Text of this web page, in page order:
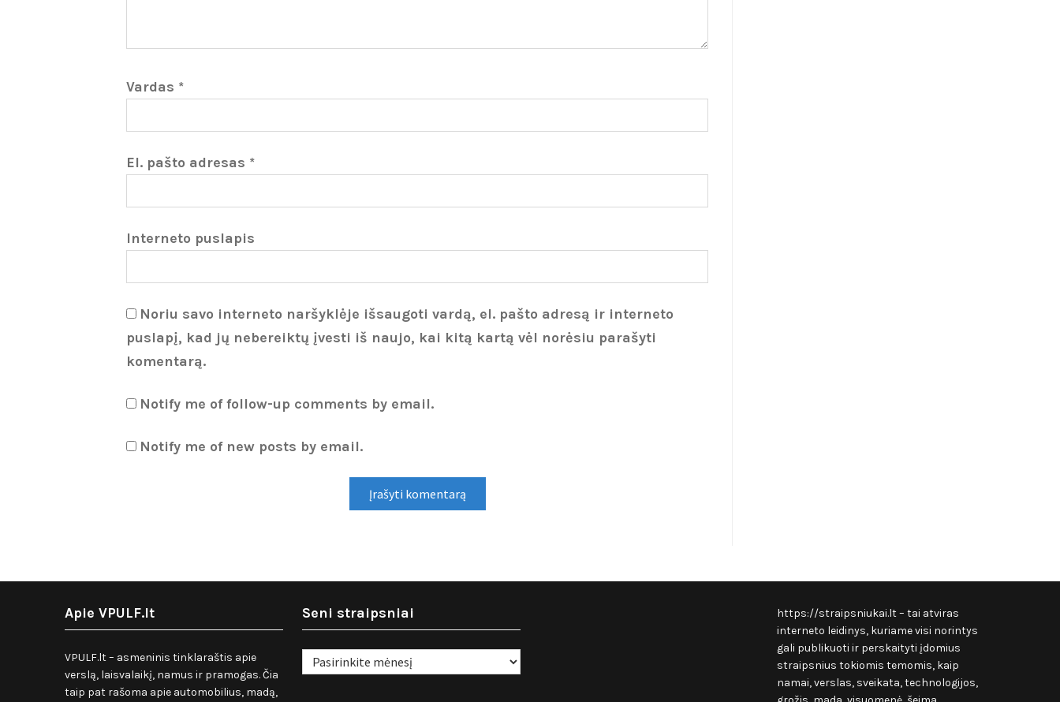
Vardas *
El. pašto adresas *
Interneto puslapis
Noriu savo interneto naršyklėje išsaugoti vardą, el. pašto adresą ir interneto
puslapį, kad jų nebereiktų įvesti iš naujo, kai kitą kartą vėl norėsiu parašyti
komentarą.
Notify me of follow-up comments by email.
Notify me of new posts by email.
Apie VPULF.lt
VPULF.lt – asmeninis tinklaraštis apie
verslą, laisvalaikį, namus ir pramogas. Čia
taip pat rašoma apie automobilius, madą,
Seni straipsniai
Seni
straipsniai
https://straipsniukai.lt– tai atviras
interneto leidinys, kuriame visi norintys
gali publikuoti ir perskaityti įdomius
straipsnius tokiomis temomis, kaip
namai, verslas, sveikata, technologijos,